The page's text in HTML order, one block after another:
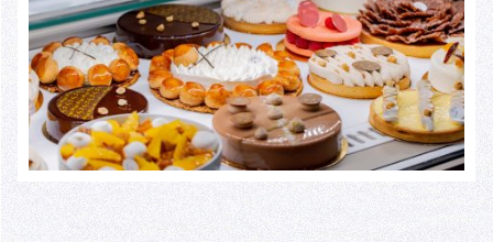
Lire la suite >>